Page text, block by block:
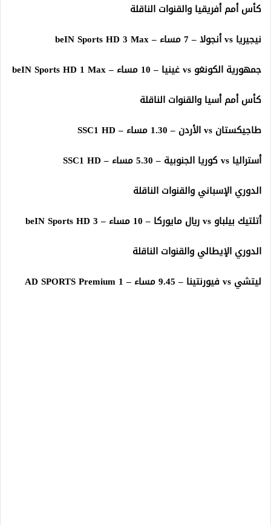
كأس أمم أفريقيا والقنوات الناقلة
نيجيريا vs أنجولا – 7 مساء – beIN Sports HD 3 Max
جمهورية الكونغو vs غينيا – 10 مساء – beIN Sports HD 1 Max
كأس أمم أسيا والقنوات الناقلة
طاجيكستان vs الأردن – 1.30 مساء – SSC1 HD
أستراليا vs كوريا الجنوبية – 5.30 مساء – SSC1 HD
الدوري الإسباني والقنوات الناقلة
أتلتيك بيلباو vs ريال مايوركا – 10 مساء – beIN Sports HD 3
الدوري الإيطالي والقنوات الناقلة
ليتشي vs فيورنتينا – 9.45 مساء – AD SPORTS Premium 1